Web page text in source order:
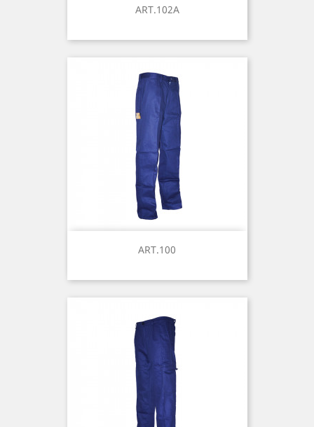
ART.102A
ART.100